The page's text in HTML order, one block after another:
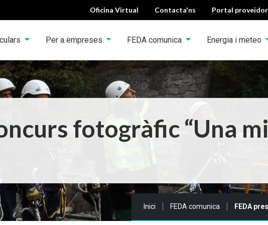
Oficina Virtual Contacta'ns Portal
Per a empreses FEDA comunica Energia i meteo
fotogràfic “Una
Sou a:
Inici FEDA comunica FEDA